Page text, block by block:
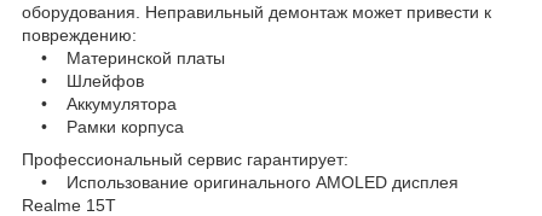
оборудования. Неправильный демонтаж может привести к
повреждению:
• Материнской платы
• Шлейфов
• Аккумулятора
• Рамки корпуса
Профессиональный сервис гарантирует:
• Использование оригинального AMOLED дисплея
Realme 15T